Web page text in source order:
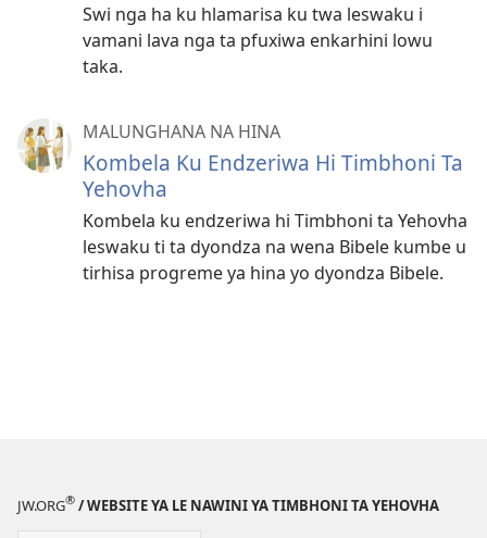
Swi nga ha ku hlamarisa ku twa leswaku i
vamani lava nga ta pfuxiwa enkarhini lowu
taka.
MALUNGHANA NA HINA
Kombela Ku Endzeriwa Hi Timbhoni Ta
Yehovha
Kombela ku endzeriwa hi Timbhoni ta Yehovha
leswaku ti ta dyondza na wena Bibele kumbe u
tirhisa progreme ya hina yo dyondza Bibele.
JW.ORG® / WEBSITE YA LE NAWINI YA TIMBHONI TA YEHOVHA